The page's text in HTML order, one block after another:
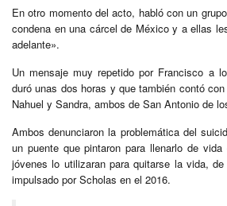
En otro momento del acto, habló con un
condena en una cárcel de México y a ellas
adelante».
Un mensaje muy repetido por Francisco a
duró unas dos horas y que también contó
Nahuel y Sandra, ambos de San Antonio de
Ambos denunciaron la problemática del
un puente que pintaron para llenarlo de
jóvenes lo utilizaran para quitarse la vida,
impulsado por Scholas en el 2016.